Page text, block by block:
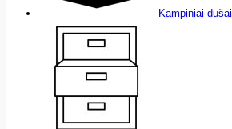
Kampiniai dušai